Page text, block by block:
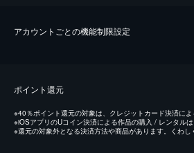
アカウントごとの機能制限設定
ポイント還元
※40％ポイント還元の対象は、クレジットカード決済によ
※iOSアプリのUコイン決済による作品の購入 / レンタルは
※還元の対象外となる決済方法や商品があります。くわし